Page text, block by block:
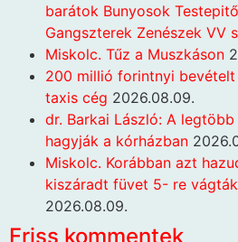
barátok Bunyosok
Gangszterek Zenészek VV
Miskolc. Tűz a Muszkáson
200 millió forintnyi
taxis cég 2026.08.09.
dr. Barkai László: A
hagyják a kórházban
Miskolc. Korábban azt
kiszáradt füvet 5- re
2026.08.09.
Friss kommentek